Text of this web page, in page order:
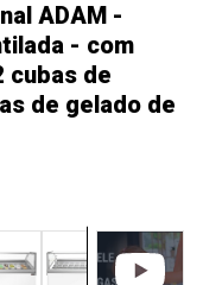
ADAM -
- com
cubas de
de gelado de